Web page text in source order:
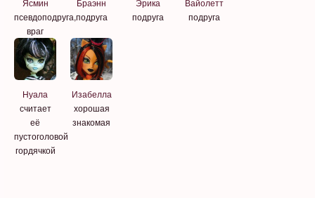
Ясмин
псевдоподруга,
враг
Браэнн
подруга
Эрика
подруга
Вайолетт
подруга
Нуала
считает
её
пустоголовой
гордячкой
Изабелла
хорошая
знакомая